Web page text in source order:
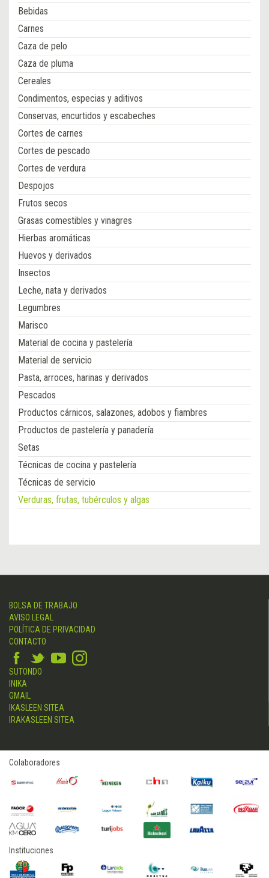
Bebidas
Carnes
Caza de pelo
Caza de pluma
Cereales
Condimentos, especias y aditivos
Conservas, encurtidos y escabeches
Cortes de carnes
Cortes de pescado
Cortes de verdura
Despojos
Frutos secos
Grasas comestibles y vinagres
Hierbas aromáticas
Huevos y derivados
Insectos
Leche, nata y derivados
Legumbres
Marisco
Material de cocina y pastelería
Material de servicio
Pasta, arroces, harinas y derivados
Pescados
Productos cárnicos, salazones, adobos y fiambres
Productos de pastelería y panadería
Setas
Técnicas de cocina y pastelería
Técnicas de servicio
Verduras, frutas, tubérculos y algas
BOLSA DE TRABAJO
AVISO LEGAL
POLÍTICA DE PRIVACIDAD
CONTACTO
SUTONDO
INIKA
GMAIL
IKASLEEN SITEA
IRAKASLEEN SITEA
Colaboradores
Instituciones